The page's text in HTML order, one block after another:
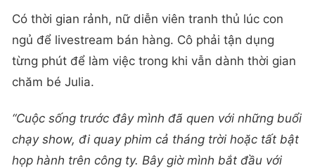
Có thời gian rảnh, nữ diễn viên tranh thủ lúc con
ngủ để livestream bán hàng. Cô phải tận dụng
từng phút để làm việc trong khi vẫn dành thời gian
chăm bé Julia.
“Cuộc sống trước đây mình đã quen với những buổi
chạy show, đi quay phim cả tháng trời hoặc tất bật
họp hành trên công ty. Bây giờ mình bắt đầu với